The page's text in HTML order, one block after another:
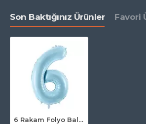
Son Baktığınız Ürünler Favori
6 Rakam Folyo Balon Mavi 76 Cm